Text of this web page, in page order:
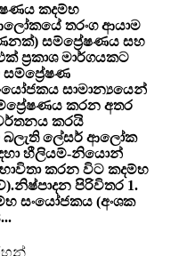
කදම්භ
තරංග ආයාම
සම්ප්‍රේෂණය සහ
ප්‍රකාශ මාර්ගයකට
සාමාන්‍යයෙන්
කරන අතර
කරයි
බලැති ලේසර් ආලෝක
හීලියම්-නියොන්
කරන විට කදම්භ
පිරිවිතර 1.
සංයෝජකය (අංශක